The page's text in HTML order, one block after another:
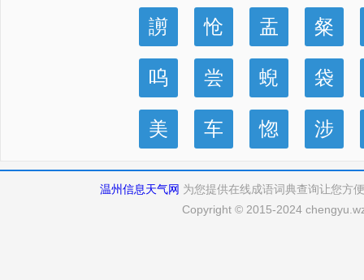
謭 怆 盂 粲
呜 尝 蜺 袋
美 车 惚 涉
温州信息天气网 为您提供在线成语词典查询让您方
Copyright © 2015-2024